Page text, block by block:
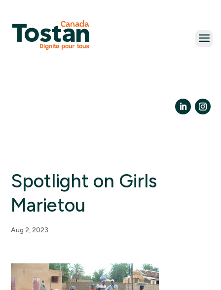
content
Spotlight on Girls
Marietou
Aug 2, 2023